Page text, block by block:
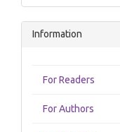
Information
For Readers
For Authors